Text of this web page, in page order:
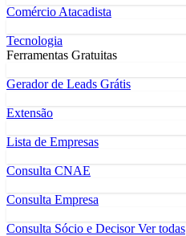
Comércio Atacadista
Tecnologia
Ferramentas Gratuitas
Gerador de Leads Grátis
Extensão
Lista de Empresas
Consulta CNAE
Consulta Empresa
Consulta Sócio e DecisorVer todas